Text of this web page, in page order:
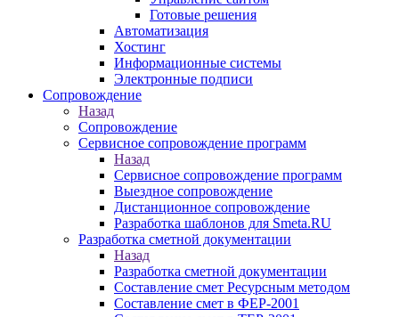
Готовые решения
Автоматизация
Хостинг
Информационные системы
Электронные подписи
Сопровождение
Назад
Сопровождение
Сервисное сопровождение программ
Назад
Сервисное сопровождение программ
Выездное сопровождение
Дистанционное сопровождение
Разработка шаблонов для Smeta.RU
Разработка сметной документации
Назад
Разработка сметной документации
Составление смет Ресурсным методом
Составление смет в ФЕР-2001